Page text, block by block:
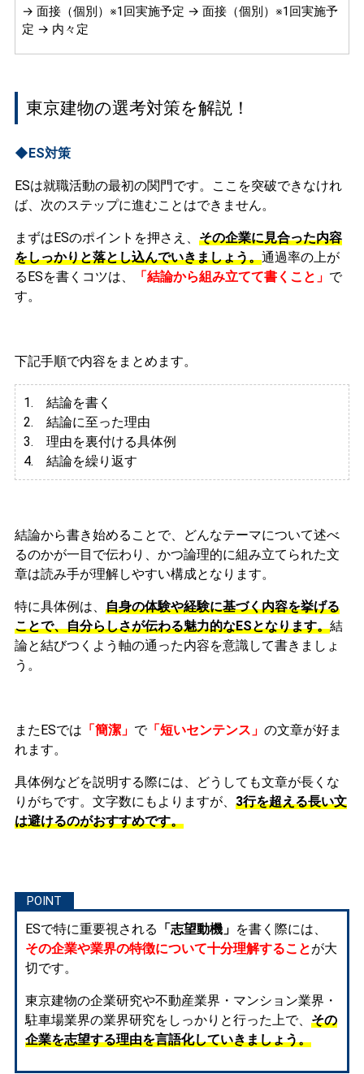
→ 面接（個別）※1回実施予定 → 面接（個別）※1回実施予
定 → 内々定
東京建物の選考対策を解説！
◆ES対策
ESは就職活動の最初の関門です。ここを突破できなけれ
ば、次のステップに進むことはできません。
まずはESのポイントを押さえ、 その企業に見合った内容
をしっかりと落とし込んでいきましょう。通過率の上が
るESを書くコツは、
「結論から組み立てて書くこと」 で
す。
下記手順で内容をまとめます。
1. 結論を書く
2. 結論に至った理由
3. 理由を裏付ける具体例
4. 結論を繰り返す
結論から書き始めることで、どんなテーマについて述べ
るのかが一目で伝わり、かつ論理的に組み立てられた文
章は読み手が理解しやすい構成となります。
特に具体例は、 自身の体験や経験に基づく内容を挙げる
ことで、自分らしさが伝わる魅力的なESとなります。結
論と結びつくよう軸の通った内容を意識して書きましょ
う。
またESでは 「簡潔」 で「短いセンテンス」 の文章が好ま
れます。
具体例などを説明する際には、どうしても文章が長くな
りがちです。文字数にもよりますが、 3行を超える長い文
は避けるのがおすすめです。
ESで特に重要視される 「志望動機」 を書く際には、
その企業や業界の特徴について十分理解することが大
切です。
東京建物の企業研究や不動産業界・マンション業界・
駐車場業界の業界研究をしっかりと行った上で、 その
企業を志望する理由を言語化していきましょう。